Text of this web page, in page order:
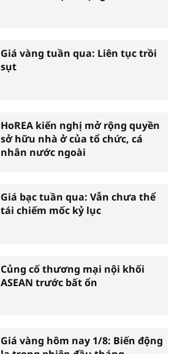
Giá vàng tuần qua: Liên tục trồi
sụt
HoREA kiến nghị mở rộng quyền
sở hữu nhà ở của tổ chức, cá
nhân nước ngoài
Giá bạc tuần qua: Vẫn chưa thể
tái chiếm mốc kỷ lục
Củng cố thương mại nội khối
ASEAN trước bất ổn
Giá vàng hôm nay 1/8: Biến động